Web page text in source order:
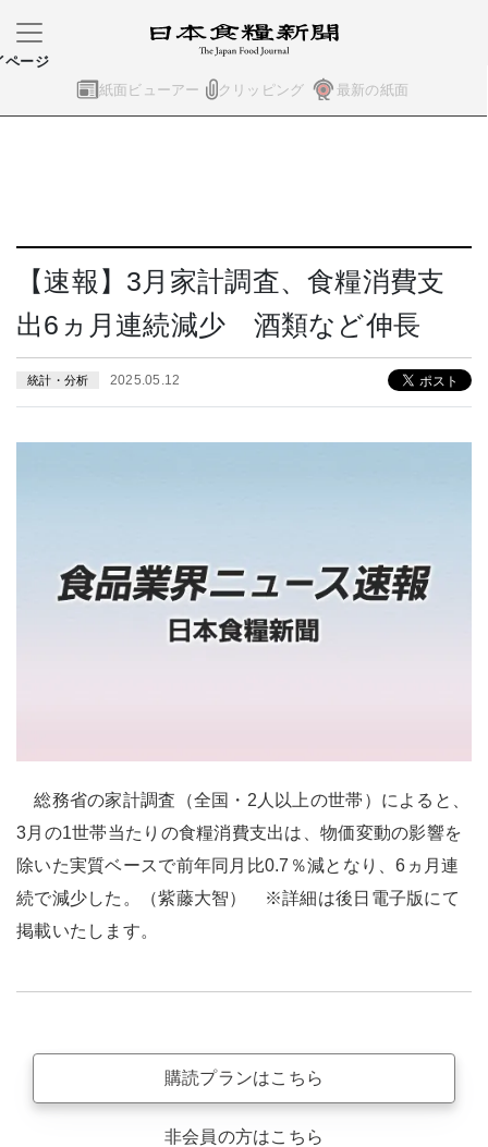
紙面ビューアー クリッピング 最新の紙面
ページ
【速報】3月家計調査、食糧消費支
出6ヵ月連続減少 酒類など伸長
統計・分析 2025.05.12
総務省の家計調査（全国・2人以上の世帯）によると、
3月の1世帯当たりの食糧消費支出は、物価変動の影響を
除いた実質ベースで前年同月比0.7％減となり、6ヵ月連
続で減少した。（紫藤大智） ※詳細は後日電子版にて
掲載いたします。
購読プランはこちら
非会員の方はこちら